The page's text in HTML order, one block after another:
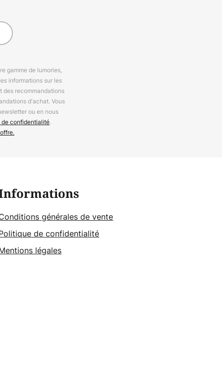
gamme de lumories,
informations sur les
des recommandations
d'achat. Vous
ou en nous
de confidentialité.
générales de vente
de confidentialité
légales